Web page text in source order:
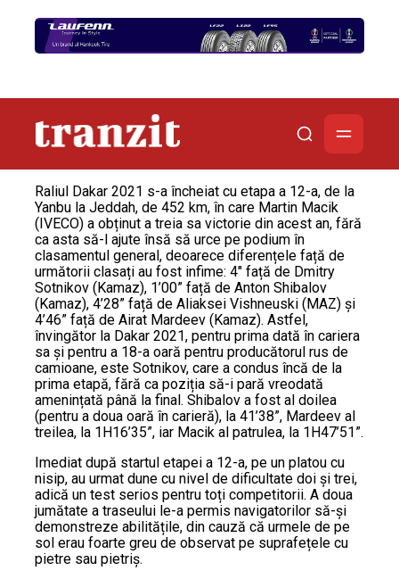
Raliul Dakar 2021 s-a încheiat cu etapa a 12-a, de la
Yanbu la Jeddah, de 452 km, în care Martin Macik
(IVECO) a obținut a treia sa victorie din acest an, fără
ca asta să-l ajute însă să urce pe podium în
clasamentul general, deoarece diferențele față de
următorii clasați au fost infime: 4″ față de Dmitry
Sotnikov (Kamaz), 1’00” față de Anton Shibalov
(Kamaz), 4’28” față de Aliaksei Vishneuski (MAZ) și
4’46” față de Airat Mardeev (Kamaz). Astfel,
învingător la Dakar 2021, pentru prima dată în cariera
sa și pentru a 18-a oară pentru producătorul rus de
camioane, este Sotnikov, care a condus încă de la
prima etapă, fără ca poziția să-i pară vreodată
amenințată până la final. Shibalov a fost al doilea
(pentru a doua oară în carieră), la 41’38”, Mardeev al
treilea, la 1H16’35”, iar Macik al patrulea, la 1H47’51”.
Imediat după startul etapei a 12-a, pe un platou cu
nisip, au urmat dune cu nivel de dificultate doi și trei,
adică un test serios pentru toți competitorii. A doua
jumătate a traseului le-a permis navigatorilor să-și
demonstreze abilitățile, din cauză că urmele de pe
sol erau foarte greu de observat pe suprafețele cu
pietre sau pietriș.